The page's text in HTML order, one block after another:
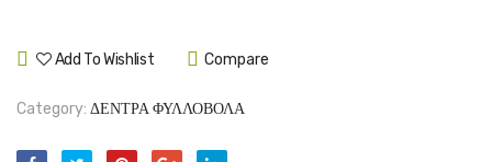
Add To Wishlist Compare
Category: ΔΕΝΤΡΑ ΦΥΛΛΟΒΟΛΑ